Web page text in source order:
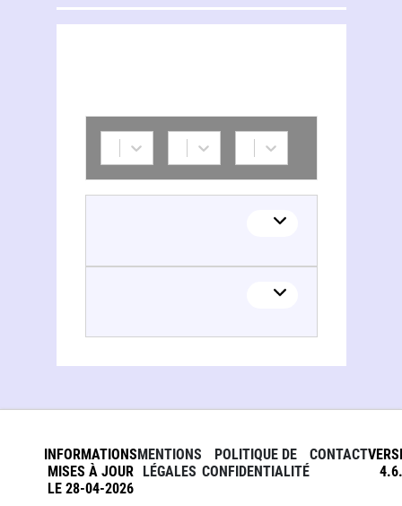
INFORMATIONS
MISES À JOUR
LE 28-04-2026
MENTIONS
LÉGALES
POLITIQUE DE
CONFIDENTIALITÉ
CONTACT